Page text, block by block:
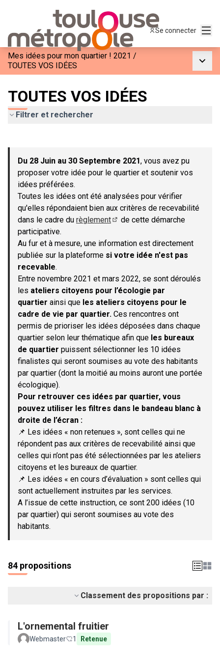
Se connecter
Mes idées pour mon quartier ! 2021 /
TOUTES VOS IDÉES
TOUTES VOS IDÉES
Filtrer et rechercher
−
Du 28 Juin au 30 Septembre 2021, vous avez pu
proposer votre idée pour le quartier et soutenir vos
idées préférées.
Toutes les idées ont été analysées pour vérifier
qu'elles répondaient bien aux critères de recevabilité
dans le cadre du règlement
de cette démarche
participative.
Au fur et à mesure, une information est directement
publiée sur la plateforme si votre idée n'est pas
recevable.
Entre novembre 2021 et mars 2022, se sont déroulés
les ateliers citoyens pour l’écologie par
quartier ainsi que les ateliers citoyens pour le
cadre de vie par quartier. Ces rencontres ont
permis de prioriser les idées déposées dans chaque
quartier selon leur thématique afin que les bureaux
de quartier puissent sélectionner les 10 idées
finalistes qui seront soumises au vote des habitants
par quartier (dont la moitié au moins auront une portée
écologique).
Pour retrouver ces idées par quartier, vous
pouvez utiliser les filtres dans le bandeau blanc à
droite de l’écran :
📌 Les idées « non retenues », sont celles qui ne
répondent pas aux critères de recevabilité ainsi que
celles qui n’ont pas été sélectionnées par les ateliers
citoyens et les bureaux de quartier.
📌 Les idées « en cours d’évaluation » sont celles qui
sont actuellement instruites par les services.
A l’issue de cette instruction, ce sont 200 idées (10
par quartier) qui seront soumises au vote des
habitants.
84 propositions
Classement des propositions par :
L'ornemental fruitier
Webmaster 1 Retenue